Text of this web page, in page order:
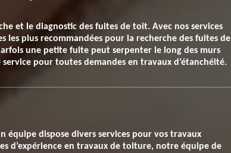
et le diagnostic des fuites de toit. Avec nos services
plus recommandées pour la recherche des fuites de
une petite fuite peut serpenter le long des murs
pour toutes demandes en travaux d’étanchéité.
dispose divers services pour vos travaux
d’expérience en travaux de toiture, notre équipe de